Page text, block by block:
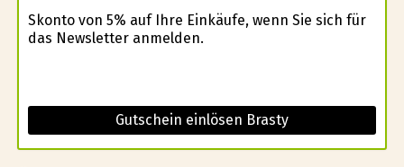
Skonto von 5% auf Ihre Einkäufe, wenn Sie sich für
das Newsletter anmelden.
Gutschein einlösen Brasty